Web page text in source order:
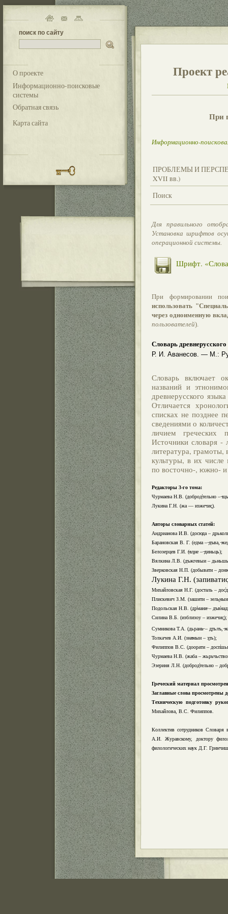
поиск по сайту
О проекте
Информационно-поисковые
системы
Обратная связь
Карта сайта
Проект
При
Информационно-
ПРОБЛЕМЫ И
XVII вв.)
Поиск
Для правильного
Установка шрифтов
операционной системы.
Шрифт.
При формировании
использовать
через одноименную
пользователей).
Словарь
Р. И. Аванесов. — М.:
Словарь включает
названий и
древнерусского
Отличается
списках не позднее
сведениями о
личием греческих
Источники словаря -
литература, грамоты,
культуры, в их числе
по восточно-, южно- и
Редакторы 3-го тома:
Чурмаева Н.В. (добродтельно –
Лукина Г.Н. (жа — изжечис).
Авторы словарных статей:
Андрианова И.В. (досюда –
Барановская В. Г. (едма –дъва,
Белозерцев Г.И. (алне –диньць);
Вялкина Л.В. (дъжгевыи –
Зверковская Н.П. (добывати –
Лукина Г.Н.
Михайловская Н.Г. (досталь – досд
Плискевич З.М. (зашити – зель
Подольская Н.В. (дрмани– дъв
Силина В.Б. (изблизоу – изжечис);
Сумникова Т.А. (дьрань– дтьлъ,
Толкачев А.И. (знамыи – зть);
Филиппов В.С. (доорати – досп
Чурмаева Н.В. (жаба –
Эзериня Л.Н. (добродтельно –
Греческий материал просмотрен
Заглавные слова просмотрены
Техническую подготовку
Михайлова, В.С. Филиппов.
Коллектив сотрудников Словаря
А.И. Журавскому, доктору
филологических наук Д.Г.